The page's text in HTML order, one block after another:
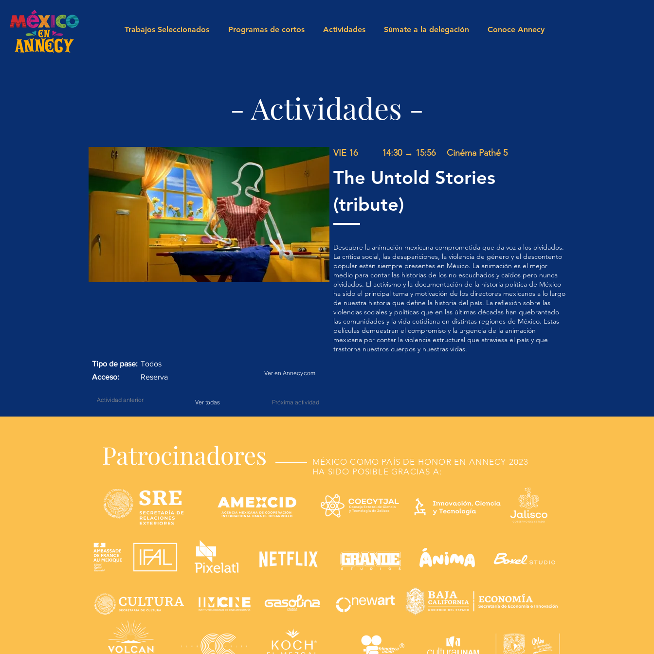
Trabajos Seleccionados Programas de cortos Actividades Súmate a la delegación Conoce Annecy
- Actividades -
VIE 16 14:30 → 15:56 Cinéma Pathé 5
The Untold Stories
(tribute)
Descubre la animación mexicana comprometida que da voz a los olvidados.
La crítica social, las desapariciones, la violencia de género y el descontento
popular están siempre presentes en México. La animación es el mejor
medio para contar las historias de los no escuchados y caídos pero nunca
olvidados. El activismo y la documentación de la historia política de México
ha sido el principal tema y motivación de los directores mexicanos a lo largo
de nuestra historia que define la historia del país. La reflexión sobre las
violencias sociales y políticas que en las últimas décadas han quebrantado
las comunidades y la vida cotidiana en distintas regiones de México. Estas
películas demuestran el compromiso y la urgencia de la animación
mexicana por contar la violencia estructural que atraviesa el país y que
trastorna nuestros cuerpos y nuestras vidas.
Tipo de pase: Todos
Acceso:
Reserva Ver en Annecy.com
Actividad anterior Ver todas Próxima actividad
Patrocinadores
MÉXICO COMO PAÍS DE HONOR EN ANNECY 2023
HA SIDO POSIBLE GRACIAS A: